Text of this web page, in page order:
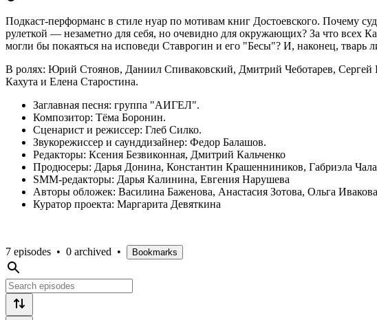
Подкаст-перформанс в стиле нуар по мотивам книг Достоевского. Почему
рулеткой — незаметно для себя, но очевидно для окружающих? За что всех
могли бы покаяться на исповеди Ставрогин и его "Бесы"? И, наконец, тварь
В ролях: Юрий Стоянов, Даниил Спиваковский, Дмитрий Чеботарев,
Кахута и Елена Старостина.
Заглавная песня: группа "АИГЕЛ".
Композитор: Тёма Боронин.
Сценарист и режиссер: Глеб Силко.
Звукорежиссер и саунддизайнер: Федор Балашов.
Редакторы: Ксения Безвиконная, Дмитрий Кальченко
Продюсеры: Дарья Донина, Константин Крашенниников, Габриэла
SMM-редакторы: Дарья Калинина, Евгения Нарушева
Авторы обложек: Василина Баженова, Анастасия Зотова, Ольга Ивакова
Куратор проекта: Маргарита Девяткина
7 episodes • 0 archived • Bookmarks